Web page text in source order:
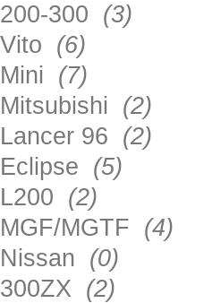
200-300 (3)
Vito (6)
Mini (7)
Mitsubishi (2)
Lancer 96 (2)
Eclipse (5)
L200 (2)
MGF/MGTF (4)
Nissan (0)
300ZX (2)